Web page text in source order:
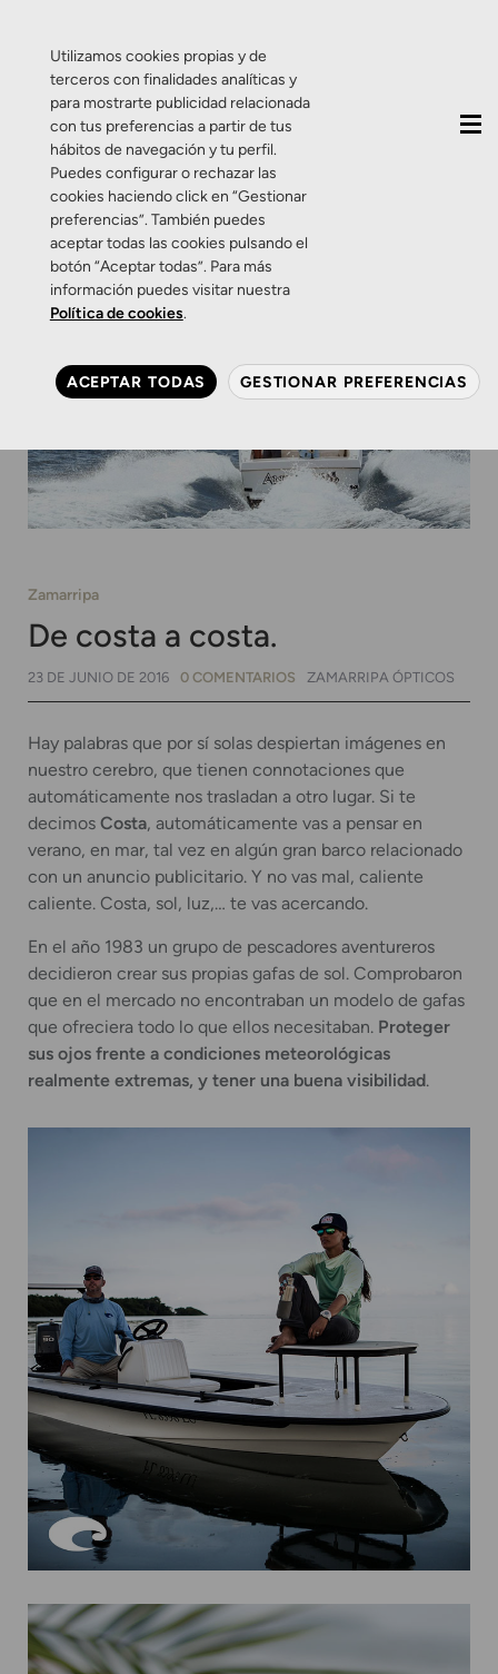
Zamarripa
De costa a costa.
23 DE JUNIO DE 2016 0 COMENTARIOS ZAMARRIPA ÓPTICOS
Hay palabras que por sí solas despiertan imágenes en
nuestro cerebro, que tienen connotaciones que
automáticamente nos trasladan a otro lugar. Si te
decimos Costa, automáticamente vas a pensar en
verano, en mar, tal vez en algún gran barco relacionado
con un anuncio publicitario. Y no vas mal, caliente
caliente. Costa, sol, luz,… te vas acercando.
En el año 1983 un grupo de pescadores aventureros
decidieron crear sus propias gafas de sol. Comprobaron
que en el mercado no encontraban un modelo de gafas
que ofreciera todo lo que ellos necesitaban. Proteger
sus ojos frente a condiciones meteorológicas
realmente extremas, y tener una buena visibilidad.
Utilizamos cookies propias y de
terceros con finalidades analíticas y
para mostrarte publicidad relacionada
con tus preferencias a partir de tus
hábitos de navegación y tu perfil.
Puedes configurar o rechazar las
cookies haciendo click en “Gestionar
preferencias”. También puedes
aceptar todas las cookies pulsando el
botón “Aceptar todas”. Para más
información puedes visitar nuestra
Política de cookies.
ACEPTAR TODAS GESTIONAR PREFERENCIAS